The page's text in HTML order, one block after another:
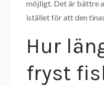
möjligt. Det är bättre
istället för att den
Hur
fryst